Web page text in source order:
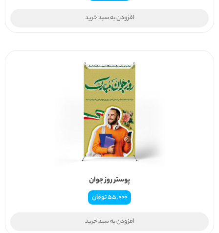
افزودن به سبد خرید
پوستر روز جوان
55.000تومان
افزودن به سبد خرید